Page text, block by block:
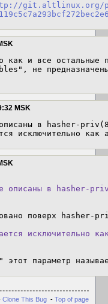
git.altlinux.org/
как и все остальные
не предназначены
MSK
в hasher-
исключительно как
описаны в hasher-
поверх hasher-
исключительно
параметр
Clone This Bug - Top of page